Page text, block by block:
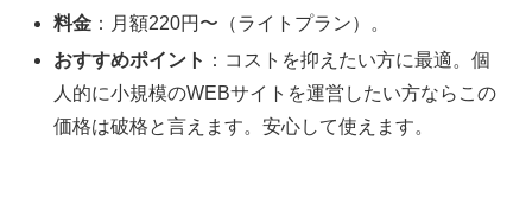
料金 ：月額220円〜（ライトプラン）。
おすすめポイント ：コストを抑えたい方に最適。個
人的に小規模のWEBサイトを運営したい方ならこの
価格は破格と言えます。安心して使えます。